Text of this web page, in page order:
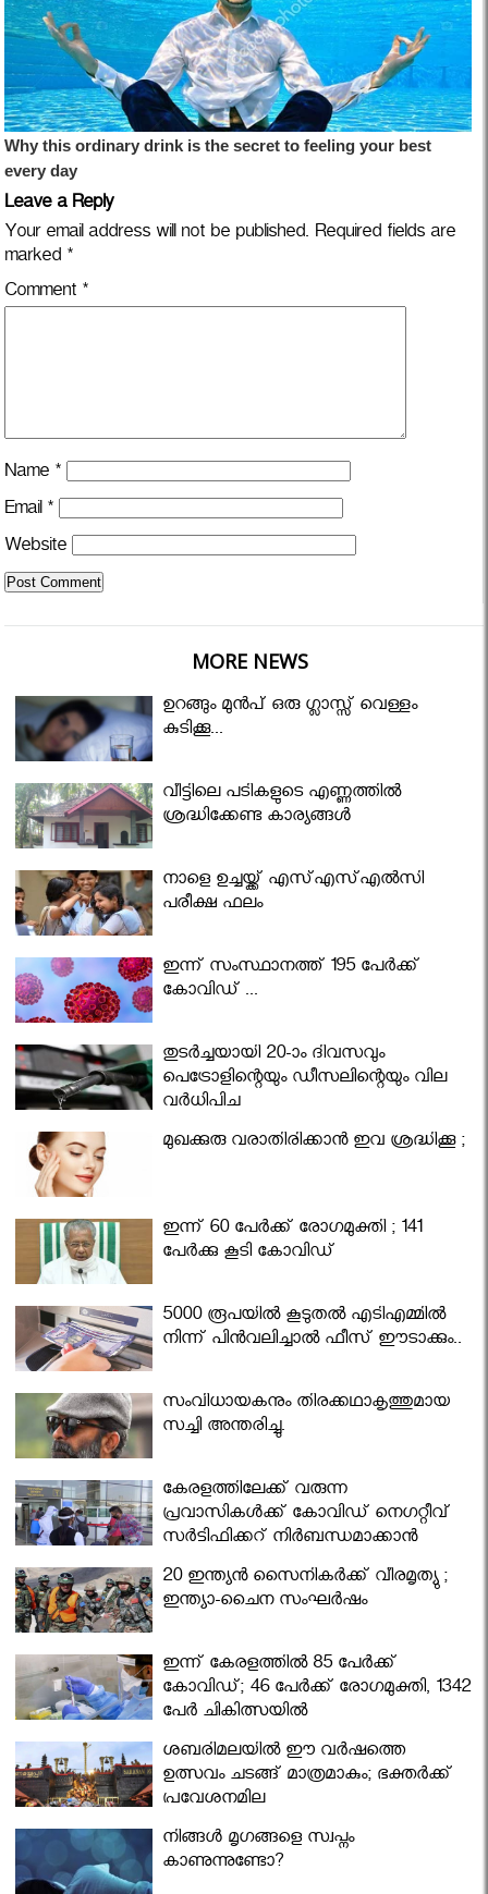
Leave a Reply
Your email address will not be published. Required fields are
marked *
Comment *
Name *
Email *
Website
MORE NEWS
ഉറങ്ങും മുന്‍പ് ഒരു ഗ്ലാസ്സ് വെള്ളം
കുടിക്കൂ...
വീട്ടിലെ പടികളുടെ എണ്ണത്തിൽ
ശ്രദ്ധിക്കേണ്ട കാര്യങ്ങൾ
നാളെ ഉച്ചയ്ക്ക് എസ്എസ്എല്‍സി
പരീക്ഷ ഫലം
ഇന്ന് സംസ്ഥാനത്ത് 195 പേര്‍ക്ക്
കോവിഡ് ...
തുടർച്ചയായി 20-ാം ദിവസവും
പെട്രോളിന്റെയും ഡീസലിന്റെയും വില
വര്‍ധിപ്പിച്ചു
മുഖക്കുരു വരാതിരിക്കാന്‍ ഇവ ശ്രദ്ധിക്കൂ ;
ഇന്ന് 60 പേർക്ക് രോഗമുക്തി ; 141
പേര്‍ക്കു കൂടി കോവിഡ്
5000 രൂപയിൽ കൂടുതൽ എടിഎമ്മിൽ
നിന്ന് പിൻവലിച്ചാൽ ഫീസ് ഈടാക്കും..
സംവിധായകനും തിരക്കഥാകൃത്തുമായ
സച്ചി അന്തരിച്ചു.
കേരളത്തിലേക്ക് വരുന്ന
പ്രവാസികള്‍ക്ക് കോവിഡ് നെഗറ്റീവ്
സര്‍ട്ടിഫിക്കറ്റ് നിർബന്ധമാക്കാൻ
മന്ത്രിസഭ
20 ഇന്ത്യൻ സൈനികർക്ക് വീരമൃത്യു ;
ഇന്ത്യാ-ചൈന സംഘർഷം
ഇന്ന് കേരളത്തിൽ 85 പേർക്ക്
കോവിഡ്; 46 പേർക്ക് രോഗമുക്തി, 1342
പേർ ചികിത്സയിൽ
ശബരിമലയില്‍ ഈ വർഷത്തെ
ഉത്സവം ചടങ്ങ് മാത്രമാകും; ഭക്തർക്ക്
പ്രവേശനമില്ല
നിങ്ങള്‍ മൃഗങ്ങളെ സ്വപ്നം
കാണുന്നുണ്ടോ?